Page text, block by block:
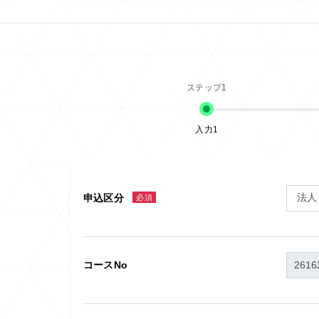
入力1
申込区分 必須
コースNo